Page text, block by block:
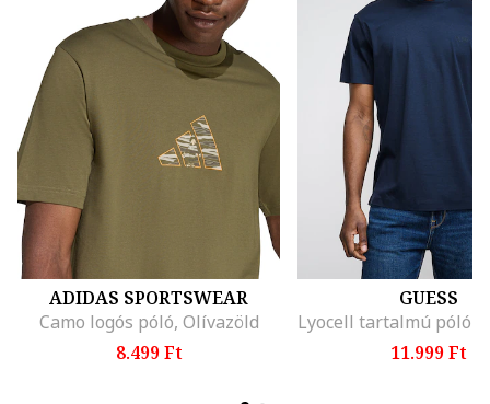
ADIDAS SPORTSWEAR
Camo logós póló, Olívazöld
8.499 Ft
GUESS
11.999 Ft